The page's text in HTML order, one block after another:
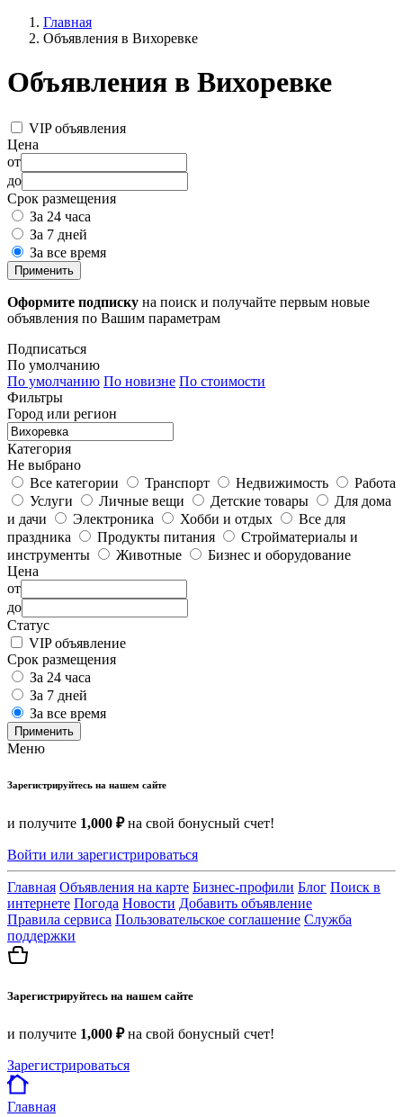
Главная
Объявления в Вихоревке
Объявления в Вихоревке
VIP объявления
Цена
от
до
Срок размещения
За 24 часа
За 7 дней
За все время
Применить
Оформите подписку на поиск и получайте первым новые
объявления по Вашим параметрам
Подписаться
По умолчанию
По умолчанию По новизне По стоимости
Фильтры
Город или регион
Категория
Не выбрано
Все категории
Транспорт Недвижимость
Работа
Услуги
Личные вещи Детские товары
Для дома
и дачи
Электроника Хобби и отдых
Все для
праздника
Продукты питания
Стройматериалы и
инструменты
Животные
Бизнес и оборудование
Цена
от
до
Статус
VIP объявление
Срок размещения
За 24 часа
За 7 дней
За все время
Применить
Меню
Зарегистрируйтесь на нашем сайте
и получите 1,000 ₽на свой бонусный счет!
Войти или зарегистрироваться
Главная Объявления на карте Бизнес-профили Блог Поиск в
интернете Погода Новости Добавить объявление
Правила сервиса Пользовательское соглашение Служба
поддержки
Зарегистрируйтесь на нашем сайте
и получите 1,000 ₽на свой бонусный счет!
Зарегистрироваться
Главная